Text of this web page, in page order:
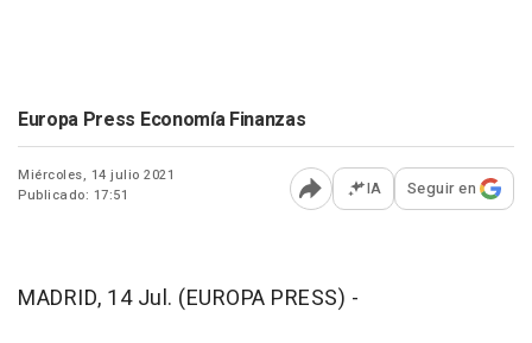
Europa Press Economía Finanzas
Miércoles, 14 julio 2021
Publicado: 17:51
Abrir opciones para
IA Seguir en
MADRID, 14 Jul. (EUROPA PRESS) -